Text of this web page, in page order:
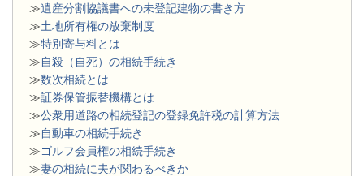
≫遺産分割協議書への未登記建物の書き方
≫土地所有権の放棄制度
≫特別寄与料とは
≫自殺（自死）の相続手続き
≫数次相続とは
≫証券保管振替機構とは
≫公衆用道路の相続登記の登録免許税の計算方法
≫自動車の相続手続き
≫ゴルフ会員権の相続手続き
≫妻の相続に夫が関わるべきか